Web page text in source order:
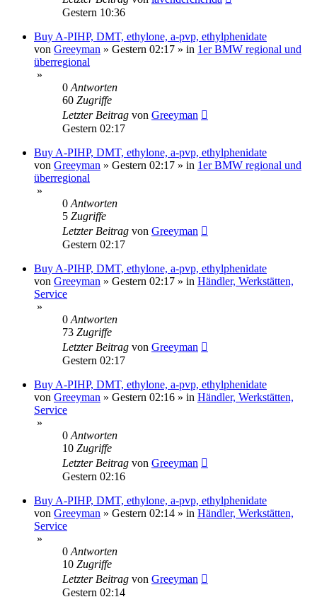
Gestern 10:36
Buy A-PIHP, DMT, ethylone, a-pvp, ethylphenidate
von Greeyman » Gestern 02:17 » in 1er BMW regional und
überregional
»
0 Antworten
60 Zugriffe
Letzter Beitrag von Greeyman
Gestern 02:17
Buy A-PIHP, DMT, ethylone, a-pvp, ethylphenidate
von Greeyman » Gestern 02:17 » in 1er BMW regional und
überregional
»
0 Antworten
5 Zugriffe
Letzter Beitrag von Greeyman
Gestern 02:17
Buy A-PIHP, DMT, ethylone, a-pvp, ethylphenidate
von Greeyman » Gestern 02:17 » in Händler, Werkstätten,
Service
»
0 Antworten
73 Zugriffe
Letzter Beitrag von Greeyman
Gestern 02:17
Buy A-PIHP, DMT, ethylone, a-pvp, ethylphenidate
von Greeyman » Gestern 02:16 » in Händler, Werkstätten,
Service
»
0 Antworten
10 Zugriffe
Letzter Beitrag von Greeyman
Gestern 02:16
Buy A-PIHP, DMT, ethylone, a-pvp, ethylphenidate
von Greeyman » Gestern 02:14 » in Händler, Werkstätten,
Service
»
0 Antworten
10 Zugriffe
Letzter Beitrag von Greeyman
Gestern 02:14